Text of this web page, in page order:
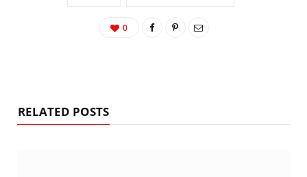
0
RELATED POSTS